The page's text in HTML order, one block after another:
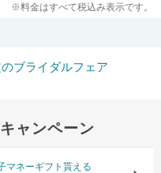
※料金はすべて税込み表示です。
ブライダルフェア
ャンペーン
マネーギフト貰える